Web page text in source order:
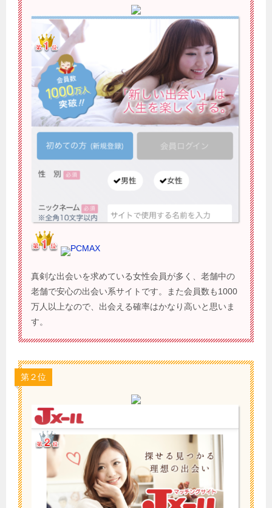
PCMAX
真剣な出会いを求めている女性会員が多く、老舗中の
老舗で安心の出会い系サイトです。また会員数も1000
万人以上なので、出会える確率はかなり高いと思いま
す。
第２位